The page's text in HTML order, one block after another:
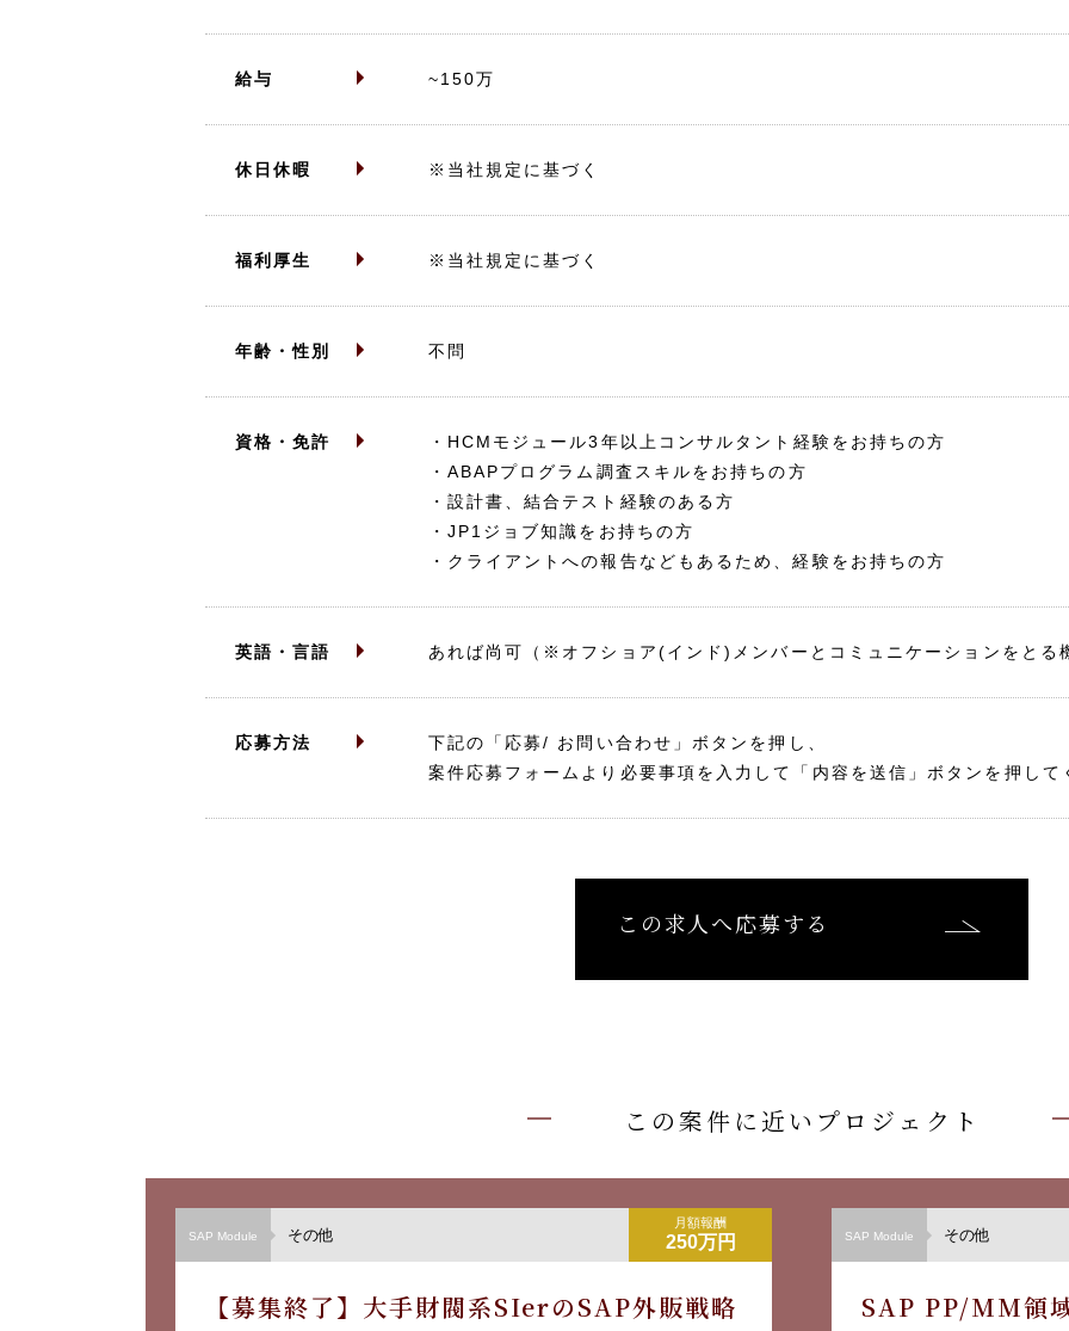
給与 ~150万
休日休暇 ※当社規定に基づく
福利厚生 ※当社規定に基づく
年齢・性別 不問
資格・免許
・HCMモジュール3年以上コンサルタント経験をお持ちの方
・ABAPプログラム調査スキルをお持ちの方
・設計書、結合テスト経験のある方
・JP1ジョブ知識をお持ちの方
・クライアントへの報告などもあるため、経験をお持ちの方
英語・言語 あれば尚可（※オフショア(インド)メンバーとコミュニケーションをとる
応募方法
下記の「応募/ お問い合わせ」ボタンを押し、
案件応募フォームより必要事項を入力して「内容を送信」ボタンを押して
この求人へ応募する
この案件に近いプロジェクト
SAP Module その他
月額報酬
250万円
【募集終了】大手財閥系SIerのSAP外販戦略
SAP Module その他
SAP PP/MM領